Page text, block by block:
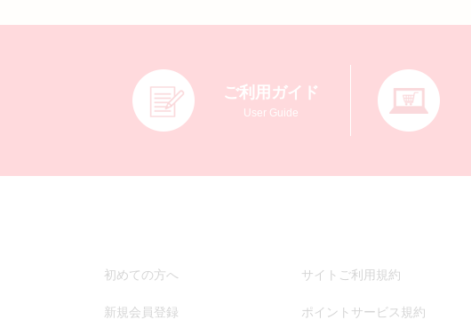
ご利用ガイド
User Guide
初めての方へ
新規会員登録
サイトご利用規約
ポイントサービス規約